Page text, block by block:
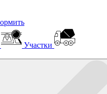
Участки